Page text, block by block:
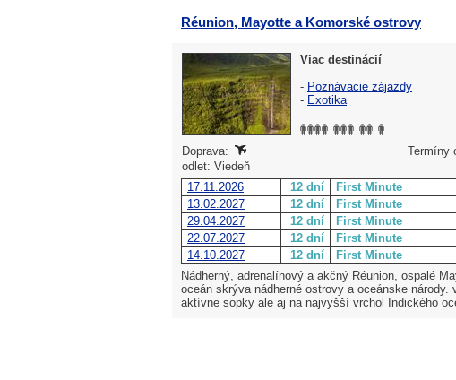
Réunion, Mayotte a Komorské ostrovy
Viac destinácií
- Poznávacie zájazdy
- Exotika
Doprava:
Termíny
odlet: Viedeň
17.11.2026
12 dní First Minute
13.02.2027
12 dní First Minute
29.04.2027
12 dní First Minute
22.07.2027
12 dní First Minute
14.10.2027
12 dní First Minute
Nádherný, adrenalínový a akčný Réunion, ospalé
oceán skrýva nádherné ostrovy a oceánske
aktívne sopky ale aj na najvyšší vrchol Indického